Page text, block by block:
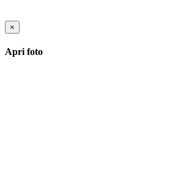
×
Apri foto